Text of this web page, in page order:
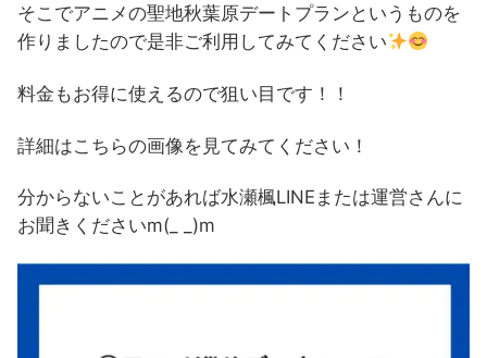
そこでアニメの聖地秋葉原デートプランというものを
作りましたので是非ご利用してみてください
料金もお得に使えるので狙い目です！！
詳細はこちらの画像を見てみてください！
分からないことがあれば水瀬楓LINEまたは運営さんに
お聞きくださいm(_ _)m